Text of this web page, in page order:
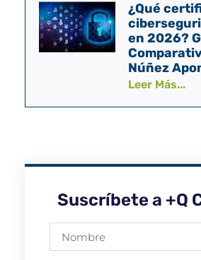
¿Qué
en 2026?
Núñez
Leer Más...
Suscríbete a +Q